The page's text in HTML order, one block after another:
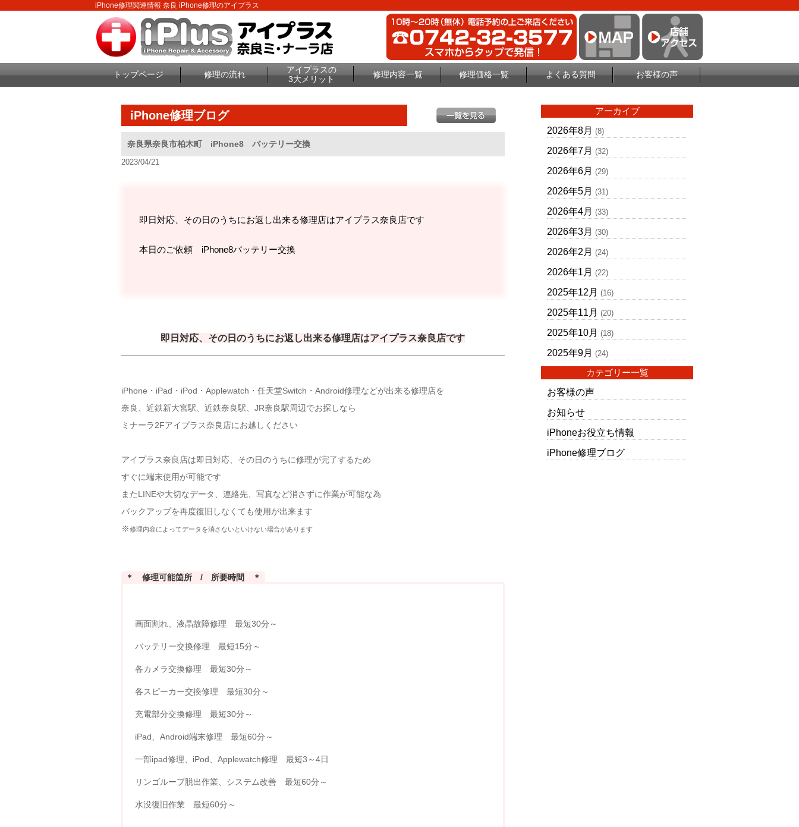
iPhone修理関連情報 奈良 iPhone修理のアイプラス
トップページ 修理の流れ
アイプラスの
3大メリット
修理内容一覧 修理価格一覧 よくある質問 お客様の声
iPhone修理ブログ
奈良県奈良市柏木町 iPhone8 バッテリー交換
2023/04/21
即日対応、その日のうちにお返し出来る修理店はアイプラス奈良店です
本日のご依頼 iPhone8バッテリー交換
即日対応、その日のうちにお返し出来る修理店はアイプラス奈良店です
iPhone・iPad・iPod・Applewatch・任天堂Switch・Android修理などが出来る修理店を
奈良、近鉄新大宮駅、近鉄奈良駅、JR奈良駅周辺でお探しなら
ミナーラ2Fアイプラス奈良店にお越しください
アイプラス奈良店は即日対応、その日のうちに修理が完了するため
すぐに端末使用が可能です
またLINEや大切なデータ、連絡先、写真など消さずに作業が可能な為
バックアップを再度復旧しなくても使用が出来ます
※修理内容によってデータを消さないといけない場合があります
＊ 修理可能箇所 / 所要時間 ＊
画面割れ、液晶故障修理 最短30分～
バッテリー交換修理 最短15分～
各カメラ交換修理 最短30分～
各スピーカー交換修理 最短30分～
充電部分交換修理 最短30分～
iPad、Android端末修理 最短60分～
一部ipad修理、iPod、Applewatch修理 最短3～4日
リンゴループ脱出作業、システム改善 最短60分～
水没復旧作業 最短60分～
アーカイブ
2026年8月 (8)
2026年7月 (32)
2026年6月 (29)
2026年5月 (31)
2026年4月 (33)
2026年3月 (30)
2026年2月 (24)
2026年1月 (22)
2025年12月 (16)
2025年11月 (20)
2025年10月 (18)
2025年9月 (24)
カテゴリー一覧
お客様の声
お知らせ
iPhoneお役立ち情報
iPhone修理ブログ